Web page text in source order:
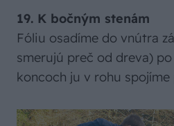
19. K bočným stenám
Fóliu osadíme do vnútra
smerujú preč od dreva)
koncoch ju v rohu